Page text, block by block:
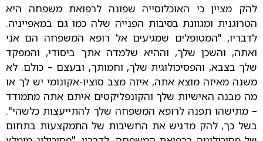
להק מציין כי האוכלוסייה שפונה לרפואת משפחה היא
הטרוגנית ומגוונת בסיבות הפנייה שלה כמו גם במאפייניה.
לדבריו, "המטופלים שמגיעים אל רופא המשפחה הם אני
ואתה, והשכן שלך, וההיא שלמדה אתך ביסודי, והמפקד
שלך בצבא, והפסיכולוגית שלך, וחמותך, ובעצם – כולם. לא
משנה מאיזה מוצא אתה, איזה מצב סוציו-אקונומי יש לך או
מה מבנה האישיות שלך והקונפליקטים איתם אתה מתמודד
– מתישהו תפנה לרופא המשפחה שלך להתייעצות כלשהי".
בשל כך, להק מדגיש את החשיבות של התמקצעות בתחום